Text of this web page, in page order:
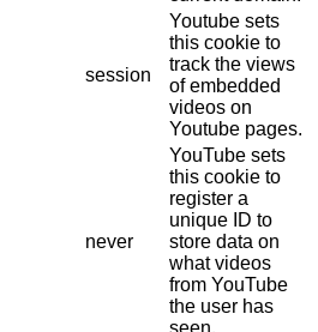
session
Youtube sets
this cookie to
track the views
of embedded
videos on
Youtube pages.
never
YouTube sets
this cookie to
register a
unique ID to
store data on
what videos
from YouTube
the user has